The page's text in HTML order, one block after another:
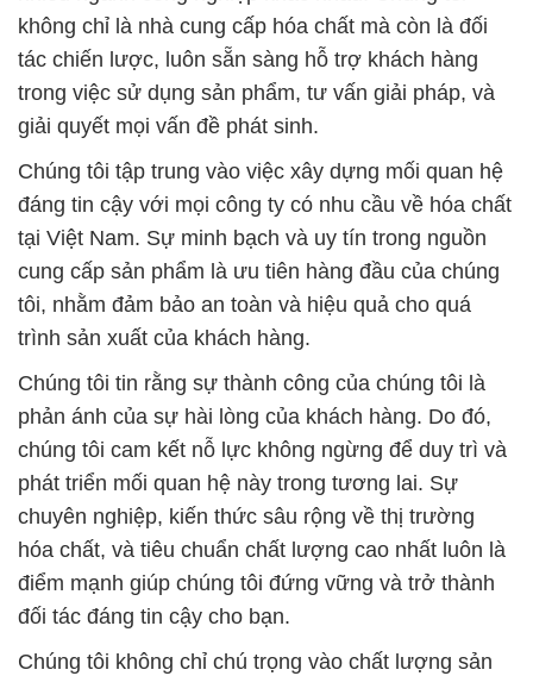
không chỉ là nhà cung cấp hóa chất mà còn là đối
tác chiến lược, luôn sẵn sàng hỗ trợ khách hàng
trong việc sử dụng sản phẩm, tư vấn giải pháp, và
giải quyết mọi vấn đề phát sinh.
Chúng tôi tập trung vào việc xây dựng mối quan hệ
đáng tin cậy với mọi công ty có nhu cầu về hóa chất
tại Việt Nam. Sự minh bạch và uy tín trong nguồn
cung cấp sản phẩm là ưu tiên hàng đầu của chúng
tôi, nhằm đảm bảo an toàn và hiệu quả cho quá
trình sản xuất của khách hàng.
Chúng tôi tin rằng sự thành công của chúng tôi là
phản ánh của sự hài lòng của khách hàng. Do đó,
chúng tôi cam kết nỗ lực không ngừng để duy trì và
phát triển mối quan hệ này trong tương lai. Sự
chuyên nghiệp, kiến thức sâu rộng về thị trường
hóa chất, và tiêu chuẩn chất lượng cao nhất luôn là
điểm mạnh giúp chúng tôi đứng vững và trở thành
đối tác đáng tin cậy cho bạn.
Chúng tôi không chỉ chú trọng vào chất lượng sản